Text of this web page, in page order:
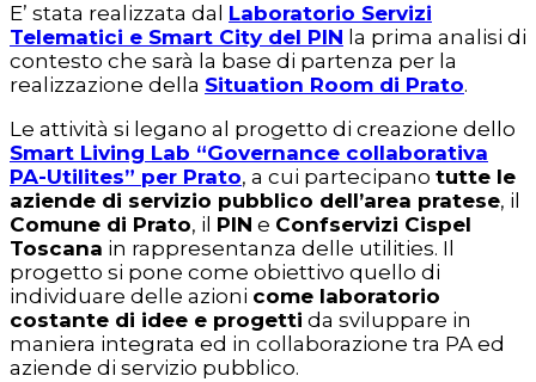
E’ stata realizzata dal Laboratorio Servizi
Telematici e Smart City del PIN la prima analisi di
contesto che sarà la base di partenza per la
realizzazione della Situation Room di Prato.
Le attività si legano al progetto di creazione dello
Smart Living Lab “Governance collaborativa
PA-Utilites” per Prato, a cui partecipano tutte le
aziende di servizio pubblico dell’area pratese, il
Comune di Prato, il PIN e Confservizi Cispel
Toscana in rappresentanza delle utilities. Il
progetto si pone come obiettivo quello di
individuare delle azioni come laboratorio
costante di idee e progetti da sviluppare in
maniera integrata ed in collaborazione tra PA ed
aziende di servizio pubblico.